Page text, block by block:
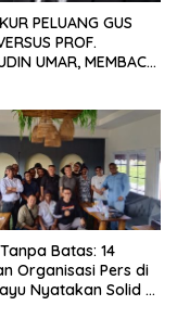
PELUANG GUS
PROF.
UMAR, MEMBACA
Batas: 14
Organisasi Pers di
Nyatakan Solid di